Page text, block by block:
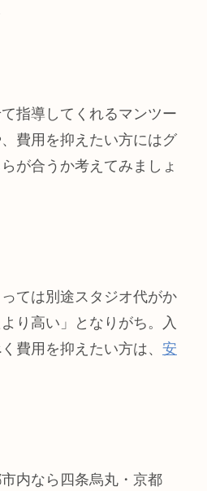
指導してくれるマンツー
費用を抑えたい方にはグ
が合うか考えてみましょ
ては別途スタジオ代がか
り高い」となりがち。入
費用を抑えたい方は、 安
内なら四条烏丸・京都